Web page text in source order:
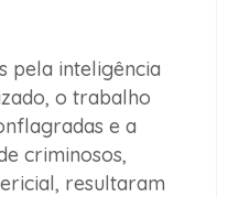
pela inteligência
o trabalho
e a
criminosos,
resultaram